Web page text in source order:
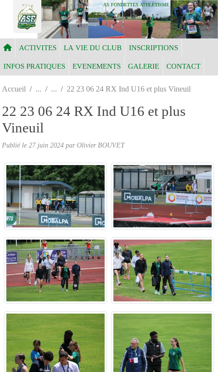
AS FONDETTES ATHLÉTISME
ACTIVITES LA VIE DU CLUB INSCRIPTIONS
INFOS PRATIQUES EVENEMENTS GALERIE CONTACT
Accueil 22 23 06 24 RX Ind U16 et plus Vineuil
22 23 06 24 RX Ind U16 et plus
Vineuil
Publié le 27 juin 2024 par Olivier BOUVET
Panneau de gestion des cookies